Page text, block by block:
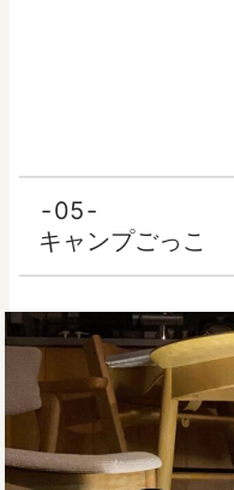
05
キャンプごっこ